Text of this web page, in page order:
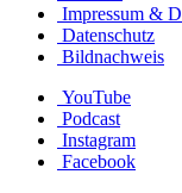
Impressum &
Datenschutz
Bildnachweis
YouTube
Podcast
Instagram
Facebook